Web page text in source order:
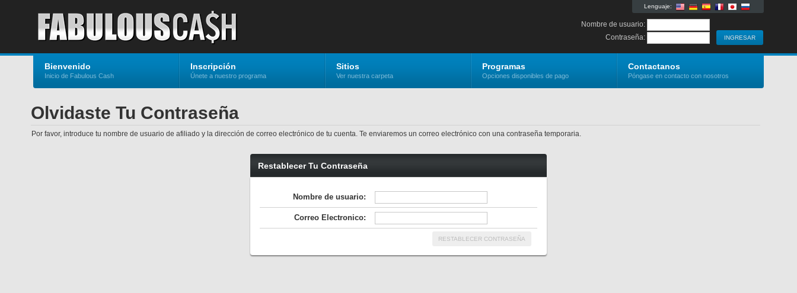
Lenguaje:
Nombre de usuario:
Contraseña:
Bienvenido
Inicio de Fabulous Cash
Inscripción
Únete a nuestro programa
Sitios
Ver nuestra carpeta
Programas
Opciones disponibles de pago
Contactanos
Póngase en contacto con nosotros
Olvidaste Tu Contraseña
Por favor, introduce tu nombre de usuario de afiliado y la dirección de correo electrónico de tu cuenta. Te enviaremos un correo electrónico con una contraseña temporaria.
Restablecer Tu Contraseña
Nombre de usuario:
Correo Electronico: